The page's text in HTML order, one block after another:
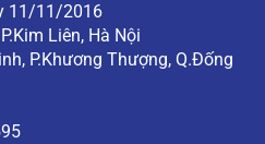
11/11/2016
Liên, Hà Nội
P.Khương Thượng, Q.Đống